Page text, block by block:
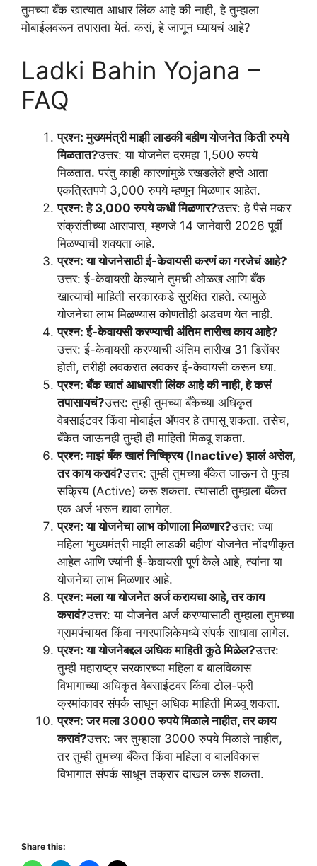
तुमच्या बँक खात्यात आधार लिंक आहे की नाही, हे तुम्हाला
मोबाईलवरून तपासता येतं. कसं, हे जाणून घ्यायचं आहे?
Ladki Bahin Yojana –
FAQ
प्रश्न: मुख्यमंत्री माझी लाडकी बहीण योजनेत किती रुपये
मिळतात?उत्तर: या योजनेत दरमहा 1,500 रुपये
मिळतात. परंतु काही कारणांमुळे रखडलेले हप्ते आता
एकत्रितपणे 3,000 रुपये म्हणून मिळणार आहेत.
प्रश्न: हे 3,000 रुपये कधी मिळणार?उत्तर: हे पैसे मकर
संक्रांतीच्या आसपास, म्हणजे 14 जानेवारी 2026 पूर्वी
मिळण्याची शक्यता आहे.
प्रश्न: या योजनेसाठी ई-केवायसी करणं का गरजेचं आहे?
उत्तर: ई-केवायसी केल्याने तुमची ओळख आणि बँक
खात्याची माहिती सरकारकडे सुरक्षित राहते. त्यामुळे
योजनेचा लाभ मिळण्यास कोणतीही अडचण येत नाही.
प्रश्न: ई-केवायसी करण्याची अंतिम तारीख काय आहे?
उत्तर: ई-केवायसी करण्याची अंतिम तारीख 31 डिसेंबर
होती, तरीही लवकरात लवकर ई-केवायसी करून घ्या.
प्रश्न: बँक खातं आधारशी लिंक आहे की नाही, हे कसं
तपासायचं?उत्तर: तुम्ही तुमच्या बँकेच्या अधिकृत
वेबसाईटवर किंवा मोबाईल ॲपवर हे तपासू शकता. तसेच,
बँकेत जाऊनही तुम्ही ही माहिती मिळवू शकता.
प्रश्न: माझं बँक खातं निष्क्रिय (Inactive) झालं असेल,
तर काय करावं?उत्तर: तुम्ही तुमच्या बँकेत जाऊन ते पुन्हा
सक्रिय (Active) करू शकता. त्यासाठी तुम्हाला बँकेत
एक अर्ज भरून द्यावा लागेल.
प्रश्न: या योजनेचा लाभ कोणाला मिळणार?उत्तर: ज्या
महिला ‘मुख्यमंत्री माझी लाडकी बहीण’ योजनेत नोंदणीकृत
आहेत आणि ज्यांनी ई-केवायसी पूर्ण केले आहे, त्यांना या
योजनेचा लाभ मिळणार आहे.
प्रश्न: मला या योजनेत अर्ज करायचा आहे, तर काय
करावं?उत्तर: या योजनेत अर्ज करण्यासाठी तुम्हाला तुमच्या
ग्रामपंचायत किंवा नगरपालिकेमध्ये संपर्क साधावा लागेल.
प्रश्न: या योजनेबद्दल अधिक माहिती कुठे मिळेल?उत्तर:
तुम्ही महाराष्ट्र सरकारच्या महिला व बालविकास
विभागाच्या अधिकृत वेबसाईटवर किंवा टोल-फ्री
क्रमांकावर संपर्क साधून अधिक माहिती मिळवू शकता.
प्रश्न: जर मला 3000 रुपये मिळाले नाहीत, तर काय
करावं?उत्तर: जर तुम्हाला 3000 रुपये मिळाले नाहीत,
तर तुम्ही तुमच्या बँकेत किंवा महिला व बालविकास
विभागात संपर्क साधून तक्रार दाखल करू शकता.
Share this: